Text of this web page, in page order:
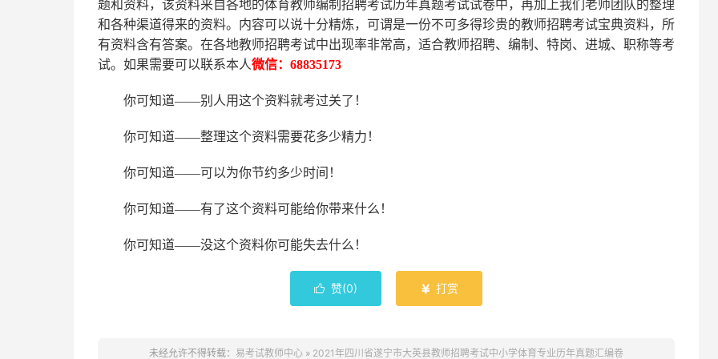
题和资料，该资料来自各地的体育教师编制招聘考试历年真题考试试卷中， 再加上我们 老师 团队的整理
和各种渠道得来的资料。内容可以说十分精炼，可谓是一份不可多得珍贵的教师招聘考试宝典资料，所
有资料含有答案。 在各地教师招聘考试中出现率非常高，适合教师招聘、编制、特岗、进城、职称等考
试。如果需要可以联系本人微信： 68835173
你可知道——别人用这个资料就考过关了！
你可知道——整理这个资料需要花多少精力 ！
你可知道——可以为你节约多少时间！
你可知道——有了这个资料可能给你带来什么！
你可知道——没这个资料你可能失去什么 ！
 赞(0)  打赏
未经允许不得转载： 易考试教师中心 » 2021年四川省遂宁市大英县教师招聘考试中小学体育专业历年真题汇编卷